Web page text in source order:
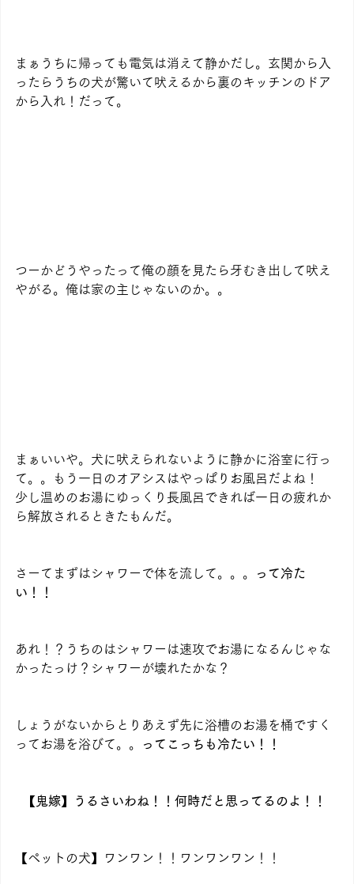
まぁうちに帰っても電気は消えて静かだし。玄関から入
ったらうちの犬が驚いて吠えるから裏のキッチンのドア
から入れ！だって。
つーかどうやったって俺の顔を見たら牙むき出して吠え
やがる。俺は家の主じゃないのか。。
まぁいいや。犬に吠えられないように静かに浴室に行っ
て。。もう一日のオアシスはやっぱりお風呂だよね！
少し温めのお湯にゆっくり長風呂できれば一日の疲れか
ら解放されるときたもんだ。
さーてまずはシャワーで体を流して。。。
って冷た
い！！
あれ！？うちのはシャワーは速攻でお湯になるんじゃな
かったっけ？シャワーが壊れたかな？
しょうがないからとりあえず先に浴槽のお湯を桶ですく
ってお湯を浴びて。。
ってこっちも冷たい！！
【鬼嫁】うるさいわね！！何時だと思ってるのよ！！
【ペットの犬】ワンワン！！ワンワンワン！！